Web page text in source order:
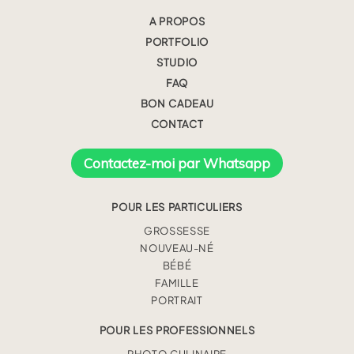
A PROPOS
PORTFOLIO
STUDIO
FAQ
BON CADEAU
CONTACT
Contactez-moi par Whatsapp
POUR LES PARTICULIERS
GROSSESSE
NOUVEAU-NÉ
BÉBÉ
FAMILLE
PORTRAIT
POUR LES PROFESSIONNELS